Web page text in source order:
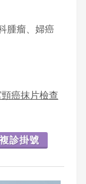
腫瘤、婦癌
頸癌抹片檢查
複診掛號